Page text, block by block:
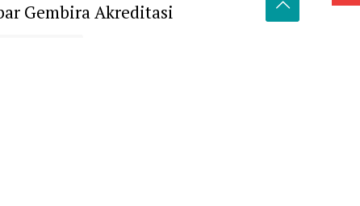
Gembira Akreditasi